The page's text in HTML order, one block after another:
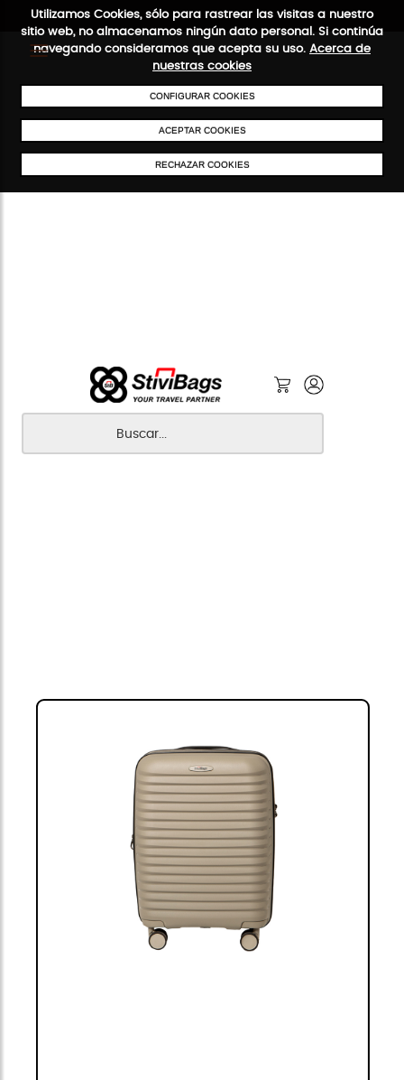
Utilizamos Cookies, sólo para rastrear las visitas a nuestro
sitio web, no almacenamos ningún dato personal. Si continúa
navegando consideramos que acepta su uso. Acerca de
nuestras cookies
CONFIGURAR COOKIES
ACEPTAR COOKIES
RECHAZAR COOKIES
ENVÍOS GRATIS A PARTIR DE 50 €PAGO SEGURO